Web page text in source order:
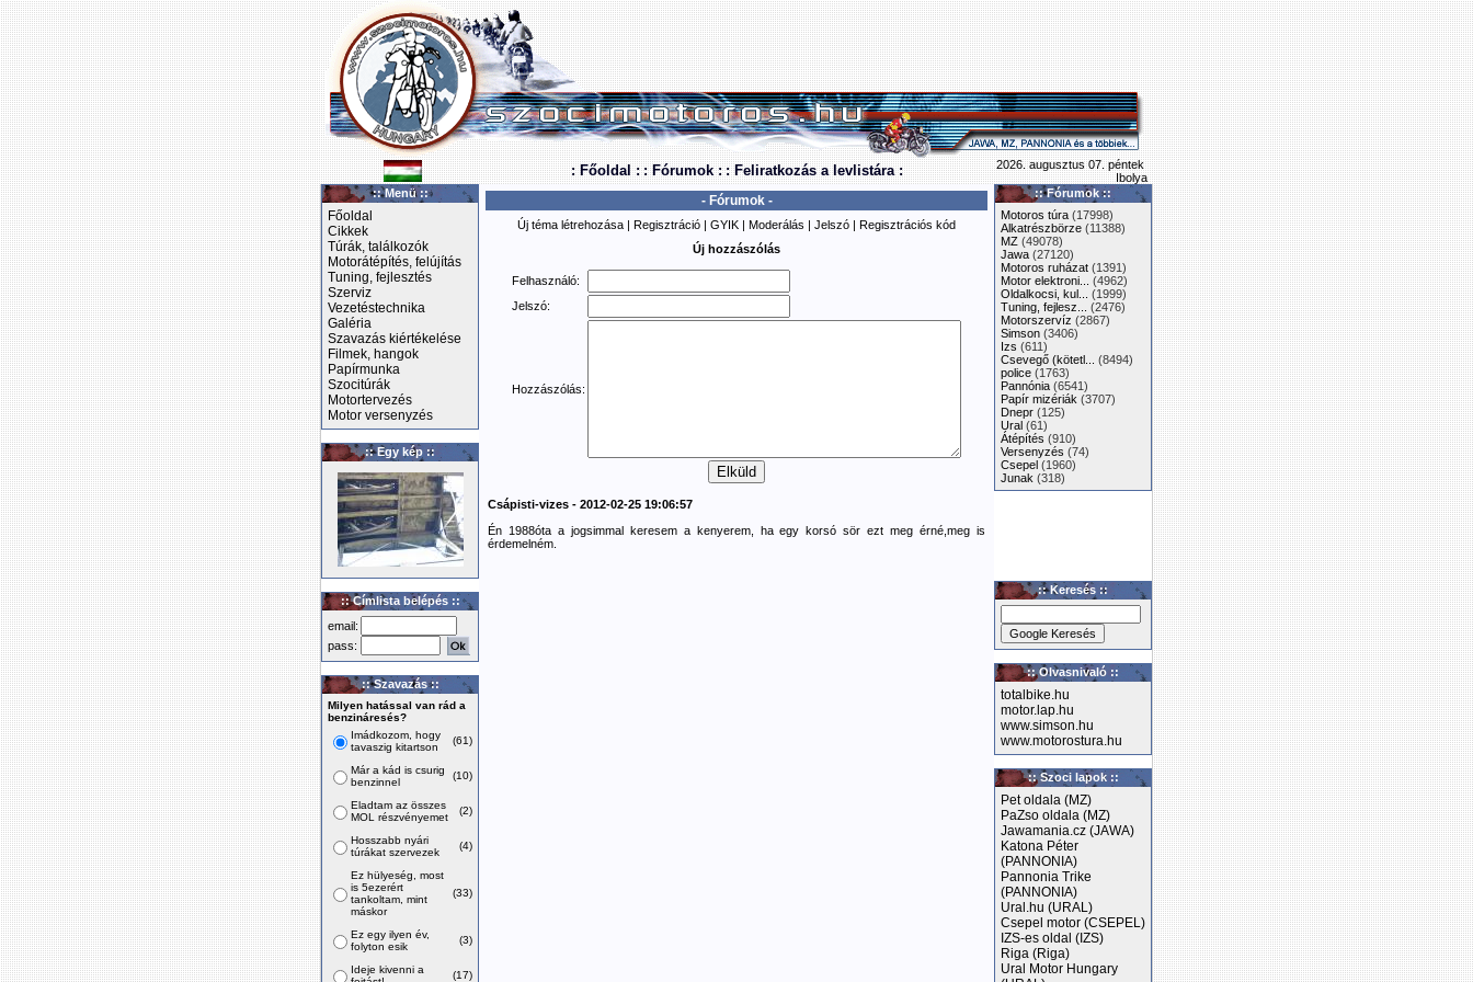
: Főoldal : : Fórumok : : Feliratkozás a levlistára :
2026. augusztus 07. péntek
Ibolya
:: Menü ::
Főoldal
Cikkek
Túrák, találkozók
Motorátépítés, felújítás
Tuning, fejlesztés
Szerviz
Vezetéstechnika
Galéria
Szavazás kiértékelése
Filmek, hangok
Papírmunka
Szocitúrák
Motortervezés
Motor versenyzés
:: Egy kép ::
:: Címlista belépés ::
email:
pass:
:: Szavazás ::
Milyen hatással van rád a
benzináresés?
Imádkozom, hogy
tavaszig kitartson
(61)
Már a kád is csurig
benzinnel
(10)
Eladtam az összes
MOL részvényemet
(2)
Hosszabb nyári
túrákat szervezek
(4)
Ez hülyeség, most
is 5ezerért
tankoltam, mint
máskor
(33)
Ez egy ilyen év,
folyton esik
(3)
Ideje kivenni a
(17)
- Fórumok -
Új téma létrehozása | Regisztráció | GYIK | Moderálás | Jelszó | Regisztrációs kód
Új hozzászólás
Felhasználó:
Jelszó:
Hozzászólás:
Csápisti-vizes - 2012-02-25 19:06:57
Én 1988óta a jogsimmal keresem a kenyerem, ha egy korsó sör ezt meg érné,meg is
érdemelném.
:: Fórumok ::
Motoros túra (17998)
Alkatrészbörze (11388)
MZ (49078)
Jawa (27120)
Motoros ruházat (1391)
Motor elektroni...
(4962)
Oldalkocsi, kul...
(1999)
Tuning, fejlesz...
(2476)
Motorszervíz (2867)
Simson (3406)
Izs (611)
Csevegő (kötetl...
(8494)
police (1763)
Pannónia (6541)
Papír mizériák (3707)
Dnepr (125)
Ural (61)
Átépítés (910)
Versenyzés (74)
Csepel (1960)
Junak (318)
:: Keresés ::
:: Olvasnivaló ::
totalbike.hu
motor.lap.hu
www.simson.hu
www.motorostura.hu
:: Szoci lapok ::
Pet oldala (MZ)
PaZso oldala (MZ)
Jawamania.cz (JAWA)
Katona Péter
(PANNONIA)
Pannonia Trike
(PANNONIA)
Ural.hu (URAL)
Csepel motor (CSEPEL)
IZS-es oldal (IZS)
Riga (Riga)
Ural Motor Hungary